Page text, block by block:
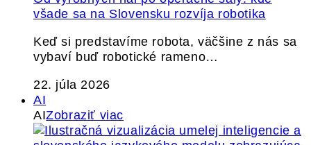
všade sa na Slovensku rozvíja robotika
Keď si predstavíme robota, väčšine z nás sa
vybaví buď robotické rameno…
22. júla 2026
AI
AIZobraziť viac